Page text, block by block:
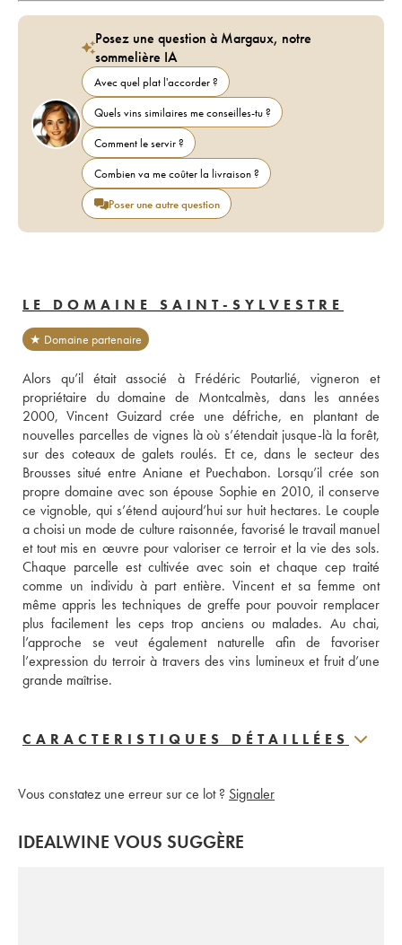
Posez une question à Margaux, notre
sommelière IA
Avec quel plat l'accorder ?
Quels vins similaires me conseilles-tu ?
Comment le servir ?
Combien va me coûter la livraison ?
Poser une autre question
LE DOMAINE SAINT-SYLVESTRE
★ Domaine partenaire
Alors qu’il était associé à Frédéric Poutarlié, vigneron et
propriétaire du domaine de Montcalmès, dans les années
2000, Vincent Guizard crée une défriche, en plantant de
nouvelles parcelles de vignes là où s’étendait jusque-là la forêt,
sur des coteaux de galets roulés. Et ce, dans le secteur des
Brousses situé entre Aniane et Puechabon. Lorsqu’il crée son
propre domaine avec son épouse Sophie en 2010, il conserve
ce vignoble, qui s’étend aujourd’hui sur huit hectares. Le couple
a choisi un mode de culture raisonnée, favorisé le travail manuel
et tout mis en œuvre pour valoriser ce terroir et la vie des sols.
Chaque parcelle est cultivée avec soin et chaque cep traité
comme un individu à part entière. Vincent et sa femme ont
même appris les techniques de greffe pour pouvoir remplacer
plus facilement les ceps trop anciens ou malades. Au chai,
l’approche se veut également naturelle afin de favoriser
l’expression du terroir à travers des vins lumineux et fruit d’une
grande maîtrise.
CARACTERISTIQUES DÉTAILLÉES
Vous constatez une erreur sur ce lot ? Signaler
IDEALWINE VOUS SUGGÈRE